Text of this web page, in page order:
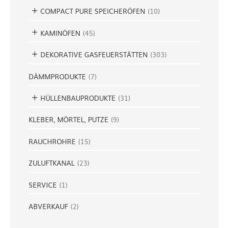
COMPACT PURE SPEICHERÖFEN (10)
KAMINÖFEN (45)
DEKORATIVE GASFEUERSTÄTTEN (303)
DÄMMPRODUKTE (7)
HÜLLENBAUPRODUKTE (31)
KLEBER, MÖRTEL, PUTZE (9)
RAUCHROHRE (15)
ZULUFTKANAL (23)
SERVICE (1)
ABVERKAUF (2)